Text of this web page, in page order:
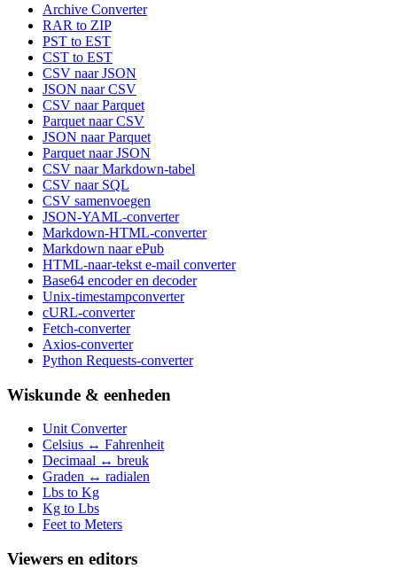
Archive Converter
RAR to ZIP
PST to EST
CST to EST
CSV naar JSON
JSON naar CSV
CSV naar Parquet
Parquet naar CSV
JSON naar Parquet
Parquet naar JSON
CSV naar Markdown-tabel
CSV naar SQL
CSV samenvoegen
JSON-YAML-converter
Markdown-HTML-converter
Markdown naar ePub
HTML-naar-tekst e-mail converter
Base64 encoder en decoder
Unix-timestampconverter
cURL-converter
Fetch-converter
Axios-converter
Python Requests-converter
Wiskunde & eenheden
Unit Converter
Celsius ↔ Fahrenheit
Decimaal ↔ breuk
Graden ↔ radialen
Lbs to Kg
Kg to Lbs
Feet to Meters
Viewers en editors